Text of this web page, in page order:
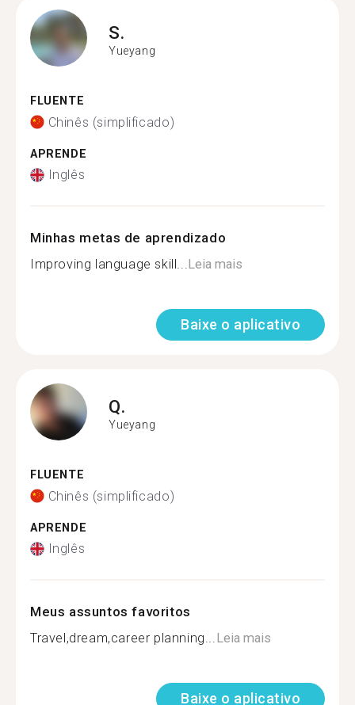
S.
Yueyang
FLUENTE
Chinês (simplificado)
APRENDE
Inglês
Minhas metas de aprendizado
Improving language skill...Leia mais
Baixe o aplicativo
Q.
Yueyang
FLUENTE
Chinês (simplificado)
APRENDE
Inglês
Meus assuntos favoritos
Travel,dream,career planning...Leia mais
Baixe o aplicativo